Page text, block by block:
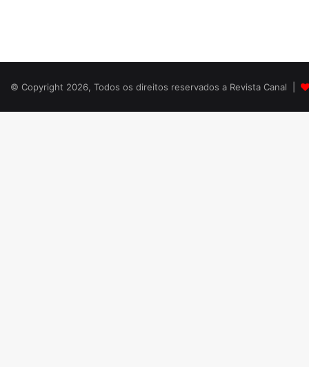
© Copyright 2026, Todos os direitos reservados a Revista Canal |